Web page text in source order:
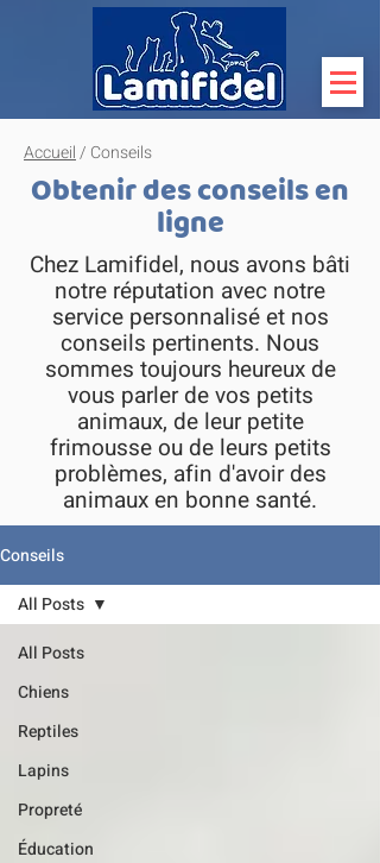
Accueil/ Conseils
Obtenir des conseils en
ligne
Chez Lamifidel, nous avons bâti
notre réputation avec notre
service personnalisé et nos
conseils pertinents. Nous
sommes toujours heureux de
vous parler de vos petits
animaux, de leur petite
frimousse ou de leurs petits
problèmes, afin d'avoir des
animaux en bonne santé.
Conseils
All Posts
Chiens
Reptiles
Lapins
Propreté
Éducation
All Posts